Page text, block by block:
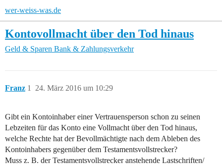
wer-weiss-was.de
Kontovollmacht über den Tod hinaus
Geld & Sparen Bank & Zahlungsverkehr
Franz 24. März 2016 um 10:29
1
Gibt ein Kontoinhaber einer Vertrauensperson schon zu seinen
Lebzeiten für das Konto eine Vollmacht über den Tod hinaus,
welche Rechte hat der Bevollmächtigte nach dem Ableben des
Kontoinhabers gegenüber dem Testamentsvollstrecker?
Muss z. B. der Testamentsvollstrecker anstehende Lastschriften/